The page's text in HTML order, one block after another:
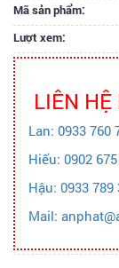
Mã sản phẩm:
Lượt xem:
LIÊN
Lan: 0933 760
Hiếu: 0902
Hậu: 0933 789
Mail: